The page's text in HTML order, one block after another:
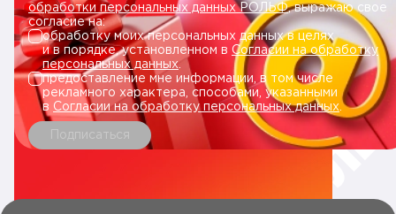
обработки персональных данных РОЛЬФ, выражаю свое
согласие на:
обработку моих персональных данных в целях
и в порядке, установленном в Согласии на обработку
персональных данных.
предоставление мне информации, в том числе
рекламного характера, способами, указанными
в Согласии на обработку персональных данных
Подписаться